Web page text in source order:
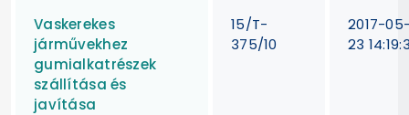
Vaskerekes
járművekhez
gumialkatrészek
szállítása és
javítása
15/T-
375/10
2017-
23